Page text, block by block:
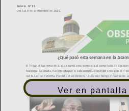
Ver en pantalla